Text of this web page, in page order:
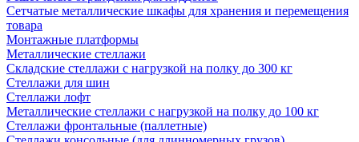
Сетчатые металлические шкафы для хранения и перемещения
товара
Монтажные платформы
Металлические стеллажи
Складские стеллажи с нагрузкой на полку до 300 кг
Стеллажи для шин
Стеллажи лофт
Металлические стеллажи с нагрузкой на полку до 100 кг
Стеллажи фронтальные (паллетные)